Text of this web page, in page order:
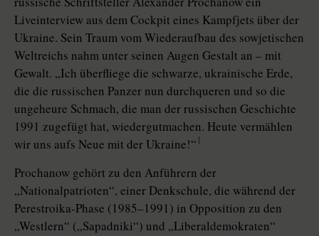
Liveinterview aus dem Cockpit eines Kampfjets über der
Ukraine. Sein Traum vom Wiederaufbau des sowjetischen
Weltreichs nahm unter seinen Augen Gestalt an – mit
Gewalt. „Ich überfliege die schwarze, ukrainische Erde,
die die russischen Panzer nun durchqueren und so die
ungeheure Schmach, die man der russischen Geschichte
1991 zugefügt hat, wiedergutmachen. Heute vermählen
wir uns aufs Neue mit der Ukraine!“ 1
Prochanow gehört zu den Anführern der
„Nationalpatrioten“, einer Denkschule, die während der
Pere­stroi­ka-Phase (1985–1991) in Opposi­tion zu den
„Westlern“ („Sapadniki“) und „Liberaldemokraten“